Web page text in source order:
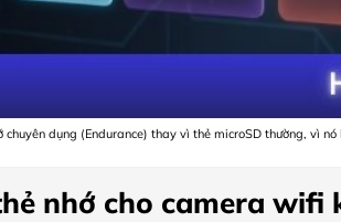
chuyên dụng (Endurance) thay vì thẻ microSD thường, vì
nhớ cho camera wifi